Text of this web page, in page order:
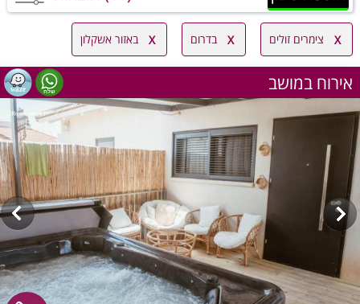
צימרים זולים בדרום באזור אשקלון
אירוח במושב